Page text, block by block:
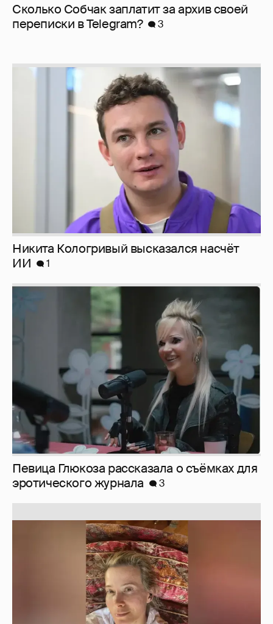
Сколько Собчак заплатит за архив своей
перeписки в Telegram?
3
Никита Кологривый высказался насчёт
ИИ
1
Певица Глюкоза рассказала о съёмках для
эротического журнала
3